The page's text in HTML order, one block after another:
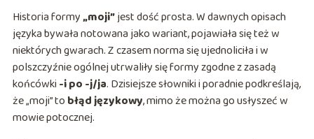
Historia formy„moji”jest dość prosta. W dawnych opisach
języka bywała notowana jako wariant, pojawiała się też w
niektórych gwarach. Z czasem norma się ujednoliciła i w
polszczyźnie ogólnej utrwaliły się formy zgodne z zasadą
końcówki -i po -j/ja. Dzisiejsze słowniki i poradnie podkreślają,
że „moji” to błąd językowy, mimo że można go usłyszeć w
mowie potocznej.